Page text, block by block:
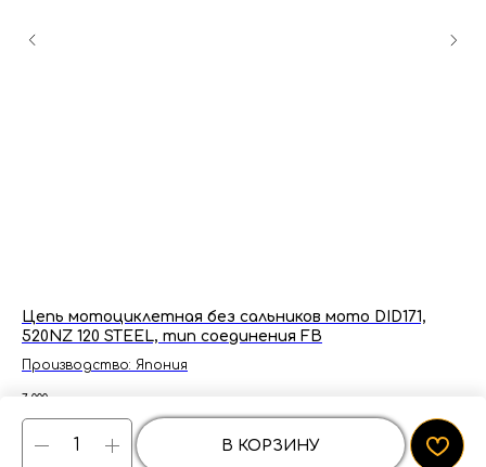
В КОРЗИНУ
Цепь мотоциклетная без сальников мото DID171,
520NZ 120 STEEL, тип соединения FB
Производство: Япония
7 000
ПОДРОБНЕЕ